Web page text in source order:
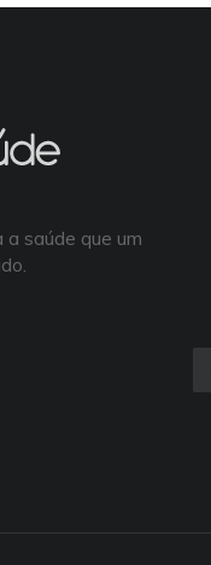
saúde que um